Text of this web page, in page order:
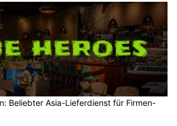
Beliebter Asia-Lieferdienst für Firmen-